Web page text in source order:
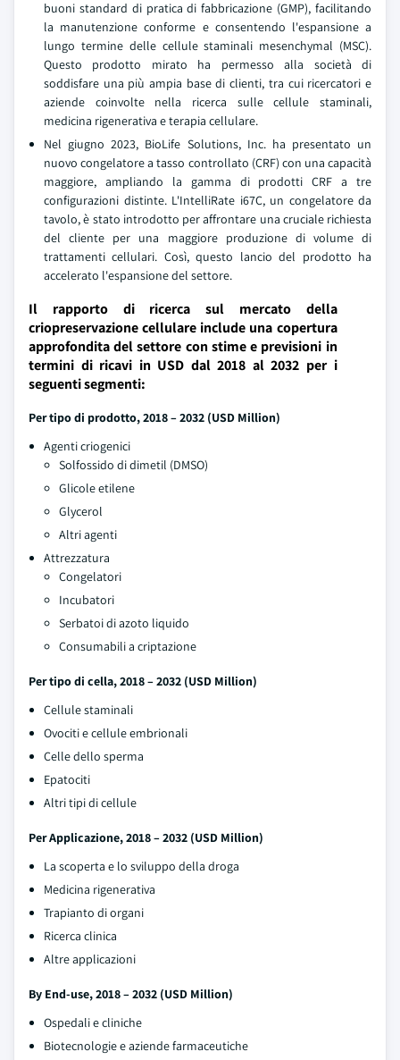
buoni standard di pratica di fabbricazione (GMP), facilitando
la manutenzione conforme e consentendo l'espansione a
lungo termine delle cellule staminali mesenchymal (MSC).
Questo prodotto mirato ha permesso alla società di
soddisfare una più ampia base di clienti, tra cui ricercatori e
aziende coinvolte nella ricerca sulle cellule staminali,
medicina rigenerativa e terapia cellulare.
Nel giugno 2023, BioLife Solutions, Inc. ha presentato un
nuovo congelatore a tasso controllato (CRF) con una capacità
maggiore, ampliando la gamma di prodotti CRF a tre
configurazioni distinte. L'IntelliRate i67C, un congelatore da
tavolo, è stato introdotto per affrontare una cruciale richiesta
del cliente per una maggiore produzione di volume di
trattamenti cellulari. Così, questo lancio del prodotto ha
accelerato l'espansione del settore.
Il rapporto di ricerca sul mercato della
criopreservazione cellulare include una copertura
approfondita del settore con stime e previsioni in
termini di ricavi in USD dal 2018 al 2032 per i
seguenti segmenti:
Per tipo di prodotto, 2018 – 2032 (USD Million)
Agenti criogenici
Solfossido di dimetil (DMSO)
Glicole etilene
Glycerol
Altri agenti
Attrezzatura
Congelatori
Incubatori
Serbatoi di azoto liquido
Consumabili a criptazione
Per tipo di cella, 2018 – 2032 (USD Million)
Cellule staminali
Ovociti e cellule embrionali
Celle dello sperma
Epatociti
Altri tipi di cellule
Per Applicazione, 2018 – 2032 (USD Million)
La scoperta e lo sviluppo della droga
Medicina rigenerativa
Trapianto di organi
Ricerca clinica
Altre applicazioni
By End-use, 2018 – 2032 (USD Million)
Ospedali e cliniche
Biotecnologie e aziende farmaceutiche